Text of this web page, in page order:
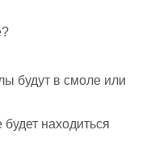
будут в смоле или
находиться